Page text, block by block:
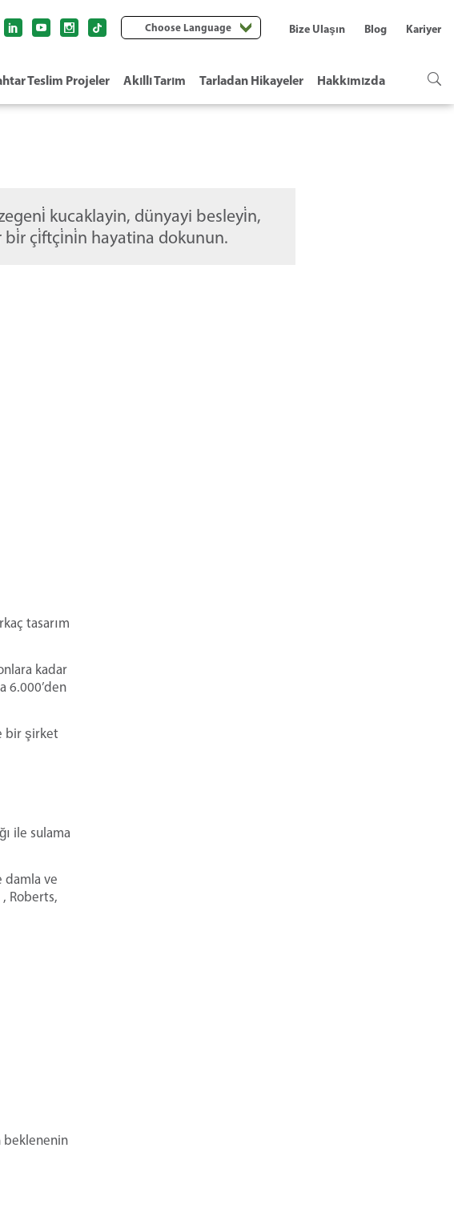
Teslim Projeler Akıllı Tarım Tarladan Hikayeler Hakkımızda
Bize Ulaşın Blog Kariyer
Choose Language
kucaklayin, dünyayi besleyi̇n,
bi̇r çi̇ftçi̇ni̇n hayatina dokunun.
tasarım
kadar
6.000’den
bir şirket
ile sulama
damla ve
Roberts,
beklenenin